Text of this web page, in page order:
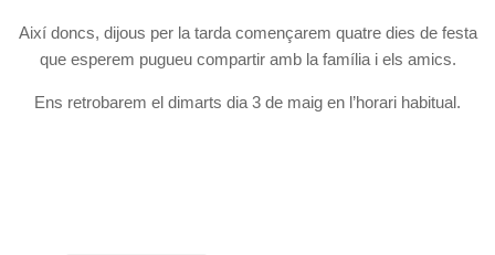
Així doncs, dijous per la tarda començarem quatre dies de festa
que esperem pugueu compartir amb la família i els amics.
Ens retrobarem el dimarts dia 3 de maig en l’horari habitual.